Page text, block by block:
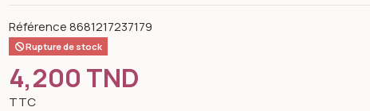
Référence 8681217237179
Rupture de stock
4,200 TND
TTC